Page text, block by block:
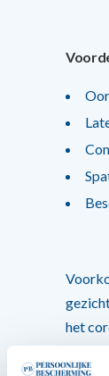
het
van